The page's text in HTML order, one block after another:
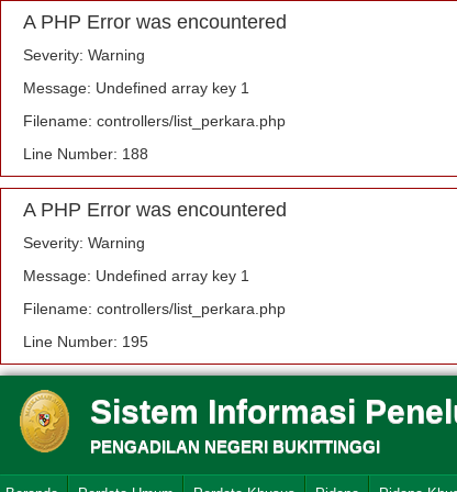
A PHP Error was encountered
Severity: Warning
Message: Undefined array key 1
Filename: controllers/list_perkara.php
Line Number: 188
A PHP Error was encountered
Severity: Warning
Message: Undefined array key 1
Filename: controllers/list_perkara.php
Line Number: 195
Sistem Informasi
PENGADILAN NEGERI BUKITTINGGI